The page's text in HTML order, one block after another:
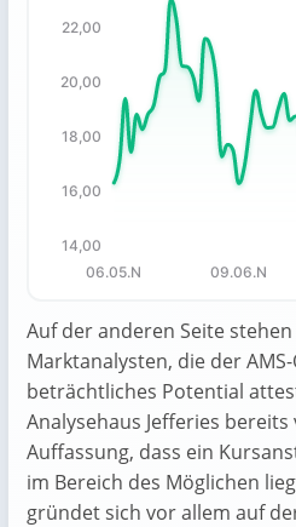
Chart with 65 data points.
The chart has 1 X axis
The chart has 1 Y axis
06.05.N 09.06.N
14,00
16,00
18,00
20,00
22,00
Auf der anderen Seite
Marktanalysten, die der
beträchtliches Potential
Analysehaus Jefferies
Auffassung, dass ein
im Bereich des Möglichen
gründet sich vor allem auf